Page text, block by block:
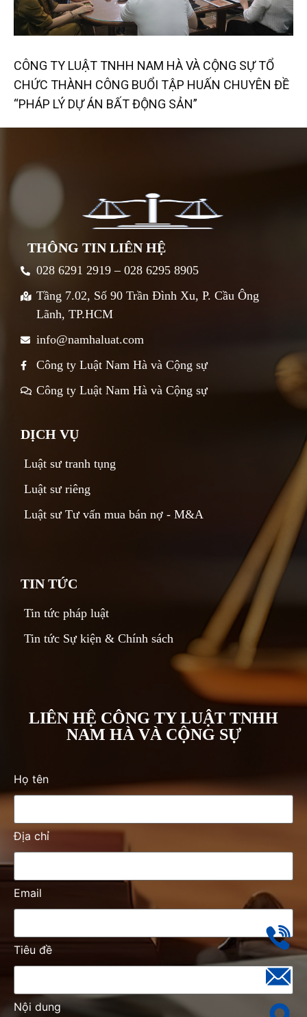
CÔNG TY LUẬT TNHH NAM HÀ VÀ CỘNG SỰ TỔ
CHỨC THÀNH CÔNG BUỔI TẬP HUẤN CHUYÊN ĐỀ
“PHÁP LÝ DỰ ÁN BẤT ĐỘNG SẢN”
THÔNG TIN LIÊN HỆ
028 6291 2919 – 028 6295 8905
Tầng 7.02, Số 90 Trần Đình Xu, P. Cầu Ông
Lãnh, TP.HCM
info@namhaluat.com
Công ty Luật Nam Hà và Cộng sự
Công ty Luật Nam Hà và Cộng sự
DỊCH VỤ
Luật sư tranh tụng
Luật sư riêng
Luật sư Tư vấn mua bán nợ - M&A
TIN TỨC
Tin tức pháp luật
Tin tức Sự kiện & Chính sách
LIÊN HỆ CÔNG TY LUẬT TNHH
NAM HÀ VÀ CỘNG SỰ
Họ tên
Địa chỉ
Email
Tiêu đề
Nội dung